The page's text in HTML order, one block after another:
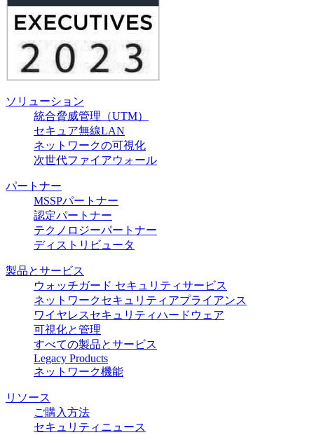
ソリューション
統合脅威管理（UTM）
セキュア無線LAN
ネットワークの可視化
次世代ファイアウォール
パートナー
MSSPパートナー
認定パートナー
テクノロジーパートナー
ディストリビュータ
製品とサービス
ウォッチガード セキュリティサービス
ネットワークセキュリティアプライアンス
ワイヤレスセキュリティハードウェア
可視化と管理
すべての製品とサービス
Legacy Products
ネットワーク機能
リソース
ご購入方法
セキュリティニュース